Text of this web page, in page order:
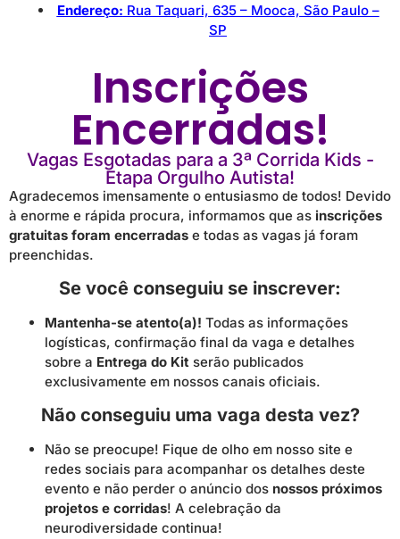
Endereço: Rua Taquari, 635 – Mooca, São Paulo –
SP
Inscrições
Encerradas!
Vagas Esgotadas para a 3ª Corrida Kids -
Etapa Orgulho Autista!
Agradecemos imensamente o entusiasmo de todos! Devido
à enorme e rápida procura, informamos que as inscrições
gratuitas foram encerradas e todas as vagas já foram
preenchidas.
Se você conseguiu se inscrever:
Mantenha-se atento(a)! Todas as informações
logísticas, confirmação final da vaga e detalhes
sobre a Entrega do Kit serão publicados
exclusivamente em nossos canais oficiais.
Não conseguiu uma vaga desta vez?
Não se preocupe! Fique de olho em nosso site e
redes sociais para acompanhar os detalhes deste
evento e não perder o anúncio dos nossos próximos
projetos e corridas! A celebração da
neurodiversidade continua!